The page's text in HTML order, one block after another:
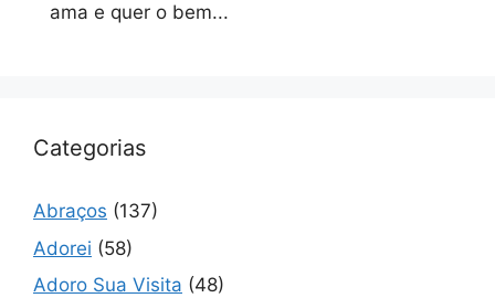
ama e quer o bem...
Categorias
Abraços (137)
Adorei (58)
Adoro Sua Visita (48)